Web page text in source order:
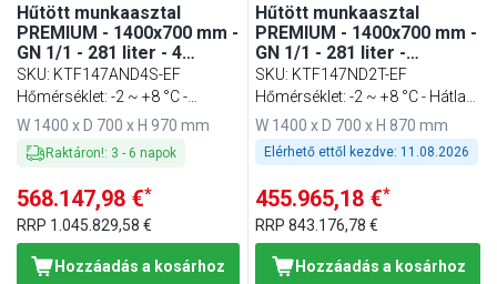
Hűtött munkaasztal
PREMIUM - 1400x700 mm -
GN 1/1 - 281 liter - 4
fiókkal - felhajtással
SKU: KTF147AND4S-EF
Hőmérséklet: -2 ~ +8 °C -
Háttérpárkánnyal
W 1400 x D 700 x H 970 mm
Raktáron!: 3 - 6 napok
568.147,98 €*
RRP 1.045.829,58 €
Hozzáadás a kosárhoz
Hűtött munkaasztal
PREMIUM - 1400x700 mm -
GN 1/1 - 281 liter -
ventilációs - 2 ajtóval
SKU: KTF147ND2T-EF
Hőmérséklet: -2 ~ +8 °C - Hátlap
nélkül
W 1400 x D 700 x H 870 mm
Elérhető ettől kezdve: 11.08.2026
455.965,18 €*
RRP843.176,78 €
Hozzáadás a kosárhoz